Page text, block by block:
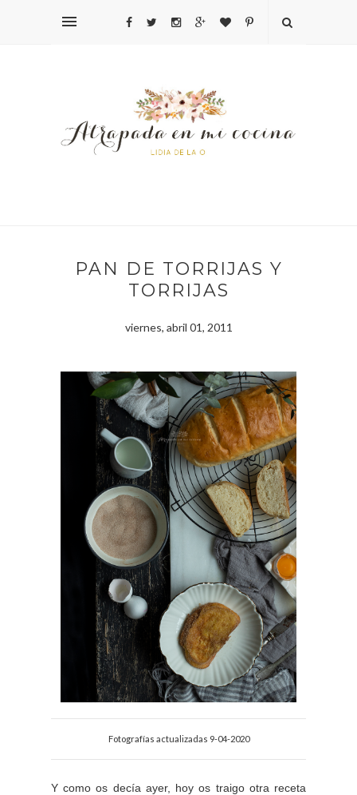
PAN DE TORRIJAS Y
TORRIJAS
viernes, abril 01, 2011
Fotografías actualizadas 9-04-2020
Y como os decía ayer, hoy os traigo otra receta